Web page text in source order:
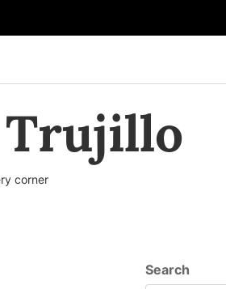
Trujillo
corner
Search